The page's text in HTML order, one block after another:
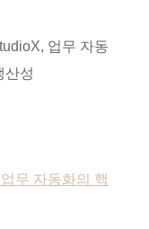
업무 자동
산성
무 자동화의 핵